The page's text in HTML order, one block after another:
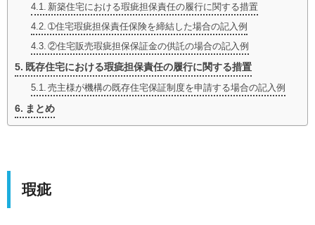
新築住宅における瑕疵担保責任の履行に関する措置
➀住宅瑕疵担保責任保険を締結した場合の記入例
②住宅販売瑕疵担保保証金の供託の場合の記入例
既存住宅における瑕疵担保責任の履行に関する措置
売主様が機構の既存住宅保証制度を申請する場合の記入例
まとめ
瑕疵